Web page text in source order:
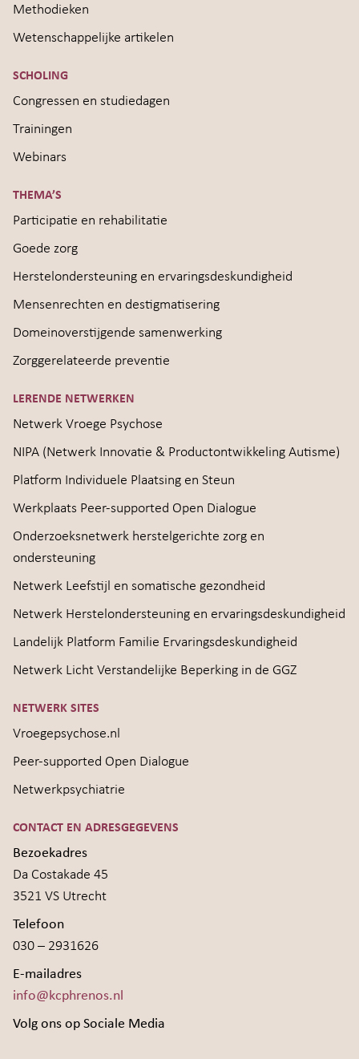
Methodieken
Wetenschappelijke artikelen
SCHOLING
Congressen en studiedagen
Trainingen
Webinars
THEMA’S
Participatie en rehabilitatie
Goede zorg
Herstelondersteuning en ervaringsdeskundigheid
Mensenrechten en destigmatisering
Domeinoverstijgende samenwerking
Zorggerelateerde preventie
LERENDE NETWERKEN
Netwerk Vroege Psychose
NIPA (Netwerk Innovatie & Productontwikkeling Autisme)
Platform Individuele Plaatsing en Steun
Werkplaats Peer-supported Open Dialogue
Onderzoeksnetwerk herstelgerichte zorg en
ondersteuning
Netwerk Leefstijl en somatische gezondheid
Netwerk Herstelondersteuning en ervaringsdeskundigheid
Landelijk Platform Familie Ervaringsdeskundigheid
Netwerk Licht Verstandelijke Beperking in de GGZ
NETWERK SITES
Vroegepsychose.nl
Peer-supported Open Dialogue
Netwerkpsychiatrie
CONTACT EN ADRESGEGEVENS
Bezoekadres
Da Costakade 45
3521 VS Utrecht
Telefoon
030 – 2931626
E-mailadres
info@kcphrenos.nl
Volg ons op Sociale Media